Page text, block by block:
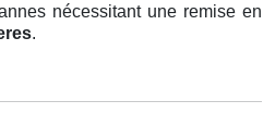
nécessitant une remise en
.